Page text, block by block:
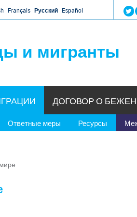
Français Русский Español
и мигранты
Ответные меры Ресурсы
ДОГОВОР О